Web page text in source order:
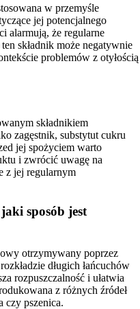
w przemyśle
jej potencjalnego
alarmują, że regularne
składnik może negatywnie
problemów z otyłością
składnikiem
zagęstnik, substytut cukru
jej spożyciem warto
i zwrócić uwagę na
z jej regularnym
sposób jest
otrzymywany poprzez
długich łańcuchów
rozpuszczalność i ułatwia
z różnych źródeł
czy pszenica.